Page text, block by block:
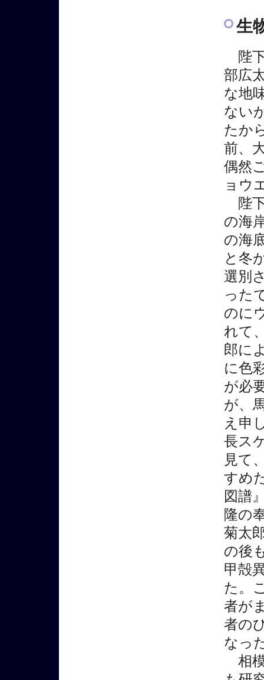
生
陛
部広
な地
ない
たか
前、
偶然
ョウ
陛
の海
の海
と冬
選別
った
のに
れて
郎に
に色
が必
が、
え申
長ス
見て
すめ
図譜
隆の
菊太
の後
甲殻
た。
者が
者の
なっ
相